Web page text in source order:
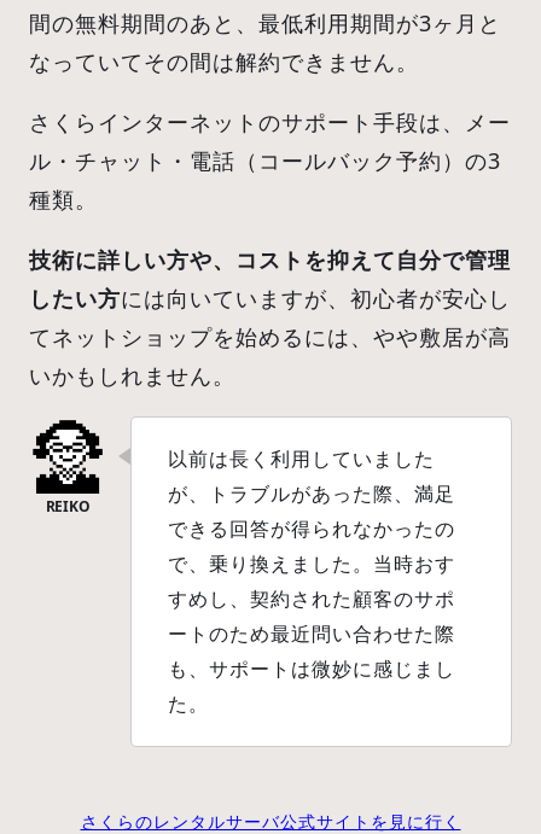
間の無料期間のあと、最低利用期間が3ヶ月と
なっていてその間は解約できません。
さくらインターネットのサポート手段は、メー
ル・チャット・電話（コールバック予約）の3
種類。
技術に詳しい方や、コストを抑えて自分で管理
したい方には向いていますが、初心者が安心し
てネットショップを始めるには、やや敷居が高
いかもしれません。
以前は長く利用していました
が、トラブルがあった際、満足
できる回答が得られなかったの
で、乗り換えました。当時おす
すめし、契約された顧客のサポ
ートのため最近問い合わせた際
も、サポートは微妙に感じまし
た。
さくらのレンタルサーバ公式サイトを見に行く